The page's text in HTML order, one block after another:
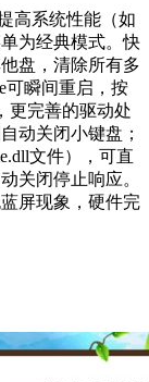
高系统性能（如
为经典模式。快
盘，清除所有多
可瞬间重启，按
更完善的驱动处
动关闭小键盘；
文件），可直
关闭停止响应。
屏现象，硬件完